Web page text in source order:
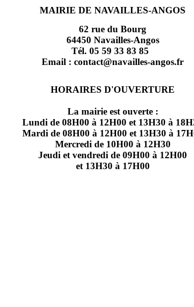
MAIRIE DE NAVAILLES-ANGOS
62 rue du Bourg
64450 Navailles-Angos
Tél. 05 59 33 83 85
Email : contact@navailles-angos.fr
HORAIRES D'OUVERTURE
La mairie est ouverte :
Lundi de 08H00 à 12H00 et 13H30 à
Mardi de 08H00 à 12H00 et 13H30 à
Mercredi de 10H00 à 12H30
Jeudi et vendredi de 09H00 à 12H00
et 13H30 à 17H00